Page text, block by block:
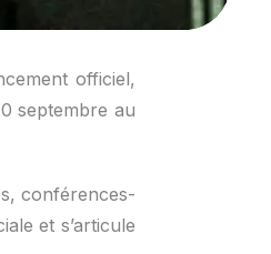
officiel,
septembre au
conférences-
et s’articule